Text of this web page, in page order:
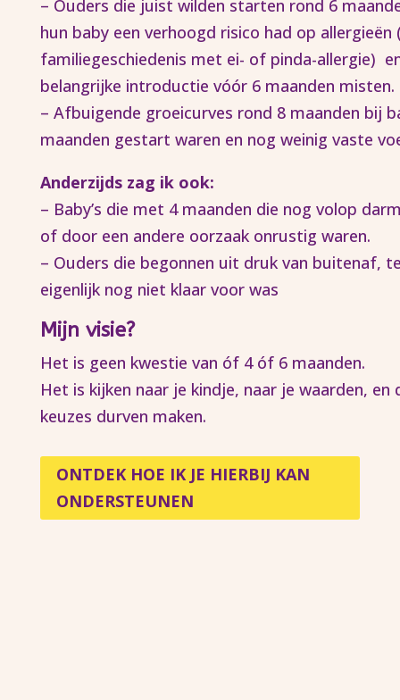
– Ouders die juist wilden starten rond 6
hun baby een verhoogd risico had op allergieën
familiegeschiedenis met ei- of pinda-allergie)
belangrijke introductie vóór 6 maanden misten.
– Afbuigende groeicurves rond 8 maanden bij
maanden gestart waren en nog weinig vaste
Anderzijds zag ik ook:
– Baby’s die met 4 maanden die nog volop
of door een andere oorzaak onrustig waren.
– Ouders die begonnen uit druk van buitenaf,
eigenlijk nog niet klaar voor was
Mijn visie?
Het is geen kwestie van óf 4 óf 6 maanden.
Het is kijken naar je kindje, naar je waarden,
keuzes durven maken.
ONTDEK HOE IK JE HIERBIJ KAN
ONDERSTEUNEN